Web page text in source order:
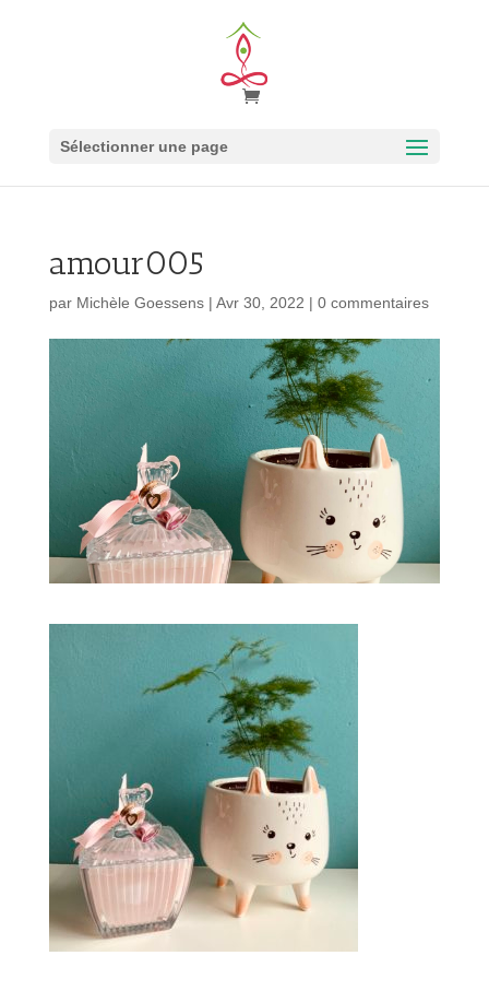
Sélectionner une page
amour005
par Michèle Goessens| Avr 30, 2022 | 0 commentaires